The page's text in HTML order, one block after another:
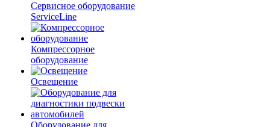
Сервисное оборудование
ServiceLine
Компрессорное
оборудование
Освещение
Оборудование для